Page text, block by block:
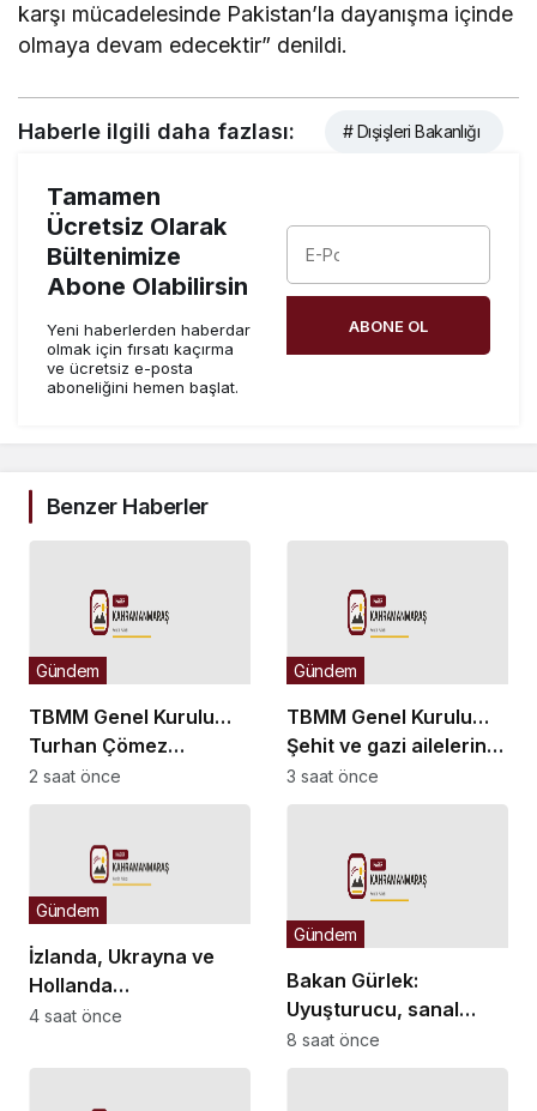
karşı mücadelesinde Pakistan’la dayanışma içinde
olmaya devam edecektir” denildi.
Haberle ilgili daha fazlası: # Dışişleri Bakanlığı
Tamamen
Ücretsiz Olarak
Bültenimize
Abone Olabilirsin
Yeni haberlerden haberdar
olmak için fırsatı kaçırma
ve ücretsiz e-posta
aboneliğini hemen başlat.
ABONE OL
Benzer Haberler
TBMM Genel Kurulu…
Turhan Çömez
hakkında başlatılan
soruşturma “kürsü
tartışmasına neden
Gündem
2 saat önce
TBMM Genel Kurulu…
Şehit ve gazi ailelerine
yönelik düzenlemeleri
içeren kanun teklifinin
Gündem
3 saat önce
İzlanda, Ukrayna ve
Hollanda
büyükelçilikleri ile BM
Temsilciliği’ne atama
Gündem
4 saat önce
Bakan Gürlek:
Uyuşturucu, sanal
bahis ve sokak
çeteleriyle
Gündem
8 saat önce